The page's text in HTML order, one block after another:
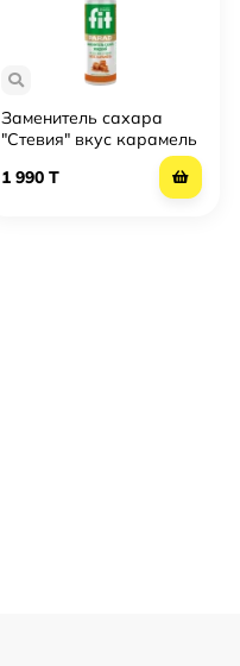
Заменитель сахара
"Стевия" вкус карамель
FitParad № 32 жидкий
1 990 T